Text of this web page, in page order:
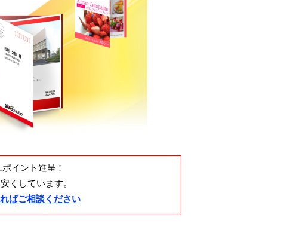
ポイント進呈 !
くしています。
ばご相談ください